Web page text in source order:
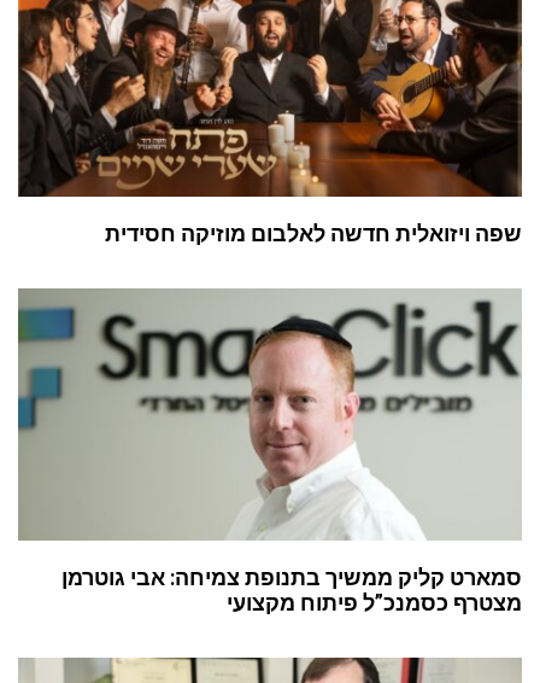
שפה ויזואלית חדשה לאלבום מוזיקה חסידית
סמארט קליק ממשיך בתנופת צמיחה: אבי גוטרמן
מצטרף כסמנכ”ל פיתוח מקצועי